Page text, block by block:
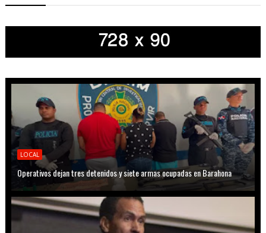
LOCAL
Operativos dejan tres detenidos y siete armas ocupadas en Barahona